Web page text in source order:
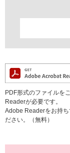
PDF形式のファイルを
Readerが必要です。
Adobe Readerをお持ち
ださい。（無料）